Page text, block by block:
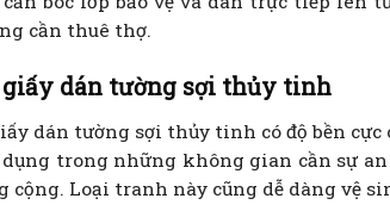
cần thuê thợ.
dán tường sợi thủy tinh
dán tường sợi thủy tinh có độ bền cực
dụng trong những không gian cần sự
cộng. Loại tranh này cũng dễ dàng vệ